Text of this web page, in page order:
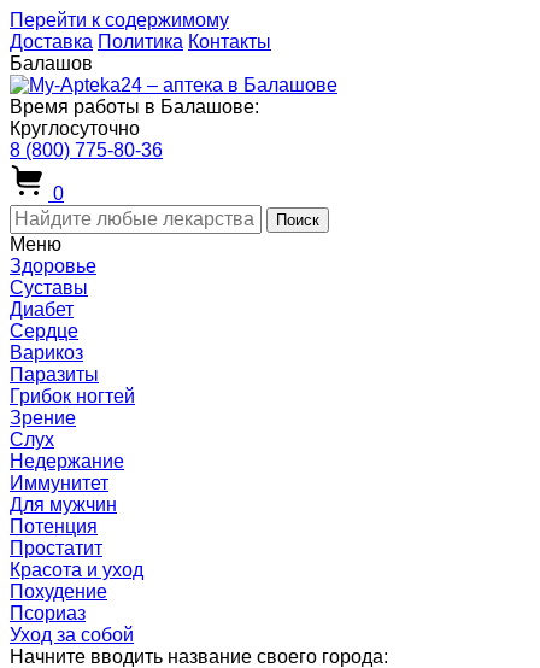
Перейти к содержимому
Доставка Политика Контакты
Балашов
Время работы в Балашове:
Круглосуточно
8 (800) 775-80-36
0
Поиск
Меню
Здоровье
Суставы
Диабет
Сердце
Варикоз
Паразиты
Грибок ногтей
Зрение
Слух
Недержание
Иммунитет
Для мужчин
Потенция
Простатит
Красота и уход
Похудение
Псориаз
Уход за собой
Начните вводить название своего города: